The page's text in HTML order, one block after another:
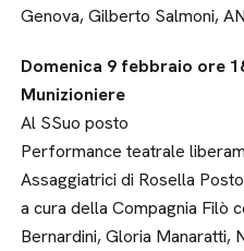
Genova, Gilberto Salmoni,
Domenica 9 febbraio ore
Munizioniere
Al SSuo posto
Performance teatrale
Assaggiatrici di Rosella
a cura della Compagnia Filò
Bernardini, Gloria Manaratti,